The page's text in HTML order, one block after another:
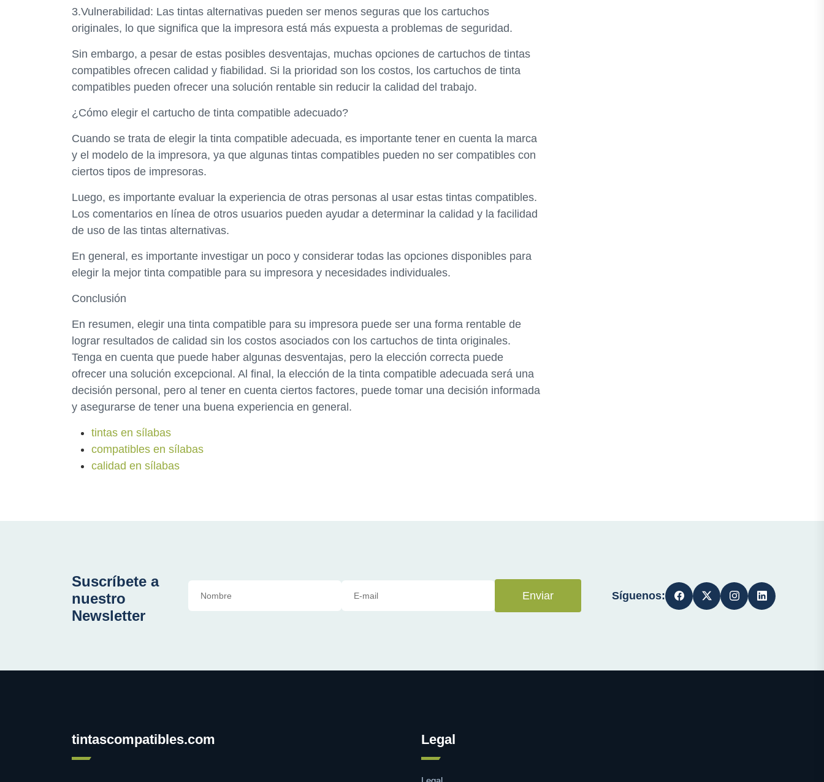
3.Vulnerabilidad: Las tintas alternativas pueden ser menos seguras que los cartuchos
originales, lo que significa que la impresora está más expuesta a problemas de seguridad.
Sin embargo, a pesar de estas posibles desventajas, muchas opciones de cartuchos de tintas
compatibles ofrecen calidad y fiabilidad. Si la prioridad son los costos, los cartuchos de tinta
compatibles pueden ofrecer una solución rentable sin reducir la calidad del trabajo.
¿Cómo elegir el cartucho de tinta compatible adecuado?
Cuando se trata de elegir la tinta compatible adecuada, es importante tener en cuenta la marca
y el modelo de la impresora, ya que algunas tintas compatibles pueden no ser compatibles con
ciertos tipos de impresoras.
Luego, es importante evaluar la experiencia de otras personas al usar estas tintas compatibles.
Los comentarios en línea de otros usuarios pueden ayudar a determinar la calidad y la facilidad
de uso de las tintas alternativas.
En general, es importante investigar un poco y considerar todas las opciones disponibles para
elegir la mejor tinta compatible para su impresora y necesidades individuales.
Conclusión
En resumen, elegir una tinta compatible para su impresora puede ser una forma rentable de
lograr resultados de calidad sin los costos asociados con los cartuchos de tinta originales.
Tenga en cuenta que puede haber algunas desventajas, pero la elección correcta puede
ofrecer una solución excepcional. Al final, la elección de la tinta compatible adecuada será una
decisión personal, pero al tener en cuenta ciertos factores, puede tomar una decisión informada
y asegurarse de tener una buena experiencia en general.
tintas en sílabas
compatibles en sílabas
calidad en sílabas
Suscríbete a
nuestro
Newsletter
Enviar Síguenos:
tintascompatibles.com Legal